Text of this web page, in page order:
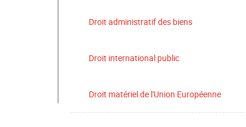
Droit administratif des biens
Droit international public
Droit matériel de l'Union Européenne